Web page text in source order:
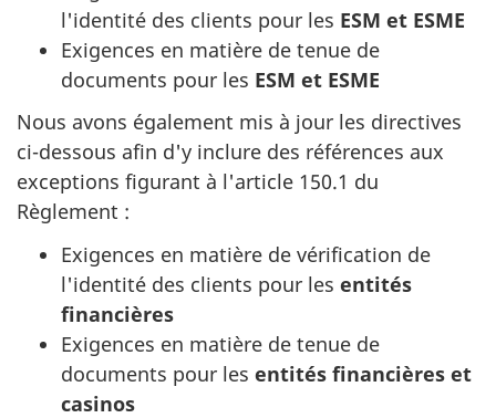
l'identité des clients pour les ESM et ESME
Exigences en matière de tenue de
documents pour les ESM et ESME
Nous avons également mis à jour les directives
ci-dessous afin d'y inclure des références aux
exceptions figurant à l'article 150.1 du
Règlement :
Exigences en matière de vérification de
l'identité des clients pour les entités
financières
Exigences en matière de tenue de
documents pour les entités financières et
casinos